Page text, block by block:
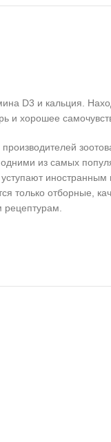
D3 и кальция.
и хорошее
из самых
только отборные,